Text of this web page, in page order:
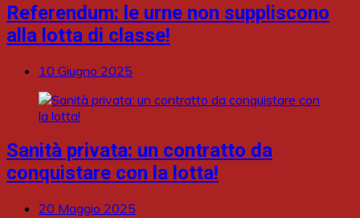
Referendum: le urne non suppliscono
alla lotta di classe!
10 Giugno 2025
Sanità privata: un contratto da
conquistare con la lotta!
20 Maggio 2025